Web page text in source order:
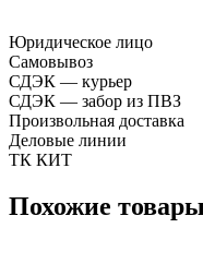
Юридическое лицо
Самовывоз
СДЭК — курьер
СДЭК — забор из ПВЗ
Произвольная доставка
Деловые линии
ТК КИТ
Похожие товары